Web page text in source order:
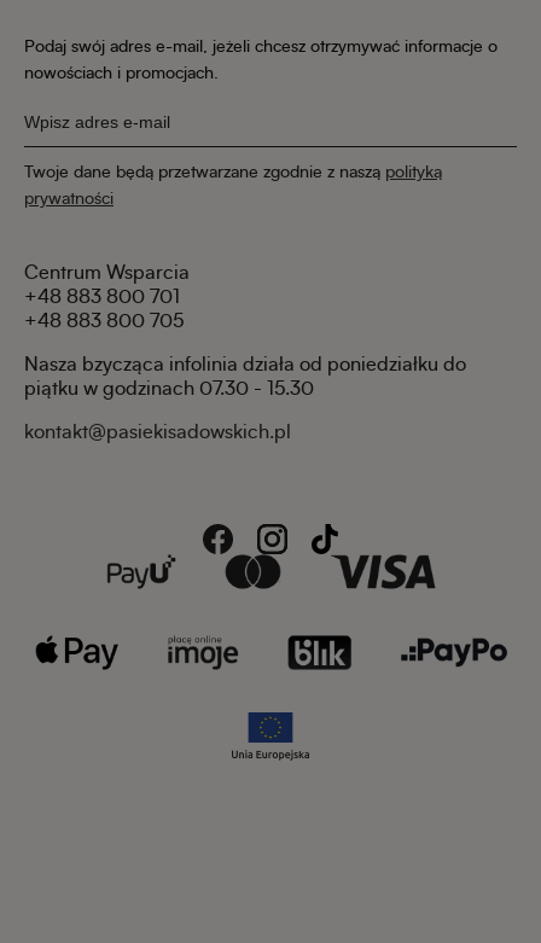
Podaj swój adres e-mail, jeżeli chcesz otrzymywać informacje o
nowościach i promocjach.
Twoje dane będą przetwarzane zgodnie z naszą polityką
prywatności
Centrum Wsparcia
+48 883 800 701
+48 883 800 705
Nasza bzycząca infolinia działa od poniedziałku do
piątku w godzinach 07.30 - 15.30
kontakt@pasiekisadowskich.pl